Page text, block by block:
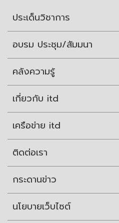
ประเด็นวิชาการ
อบรม ประชุม/สัมมนา
คลังความรู้
เกี่ยวกับ itd
เครือข่าย itd
ติดต่อเรา
กระดานข่าว
นโยบายเว็บไซต์